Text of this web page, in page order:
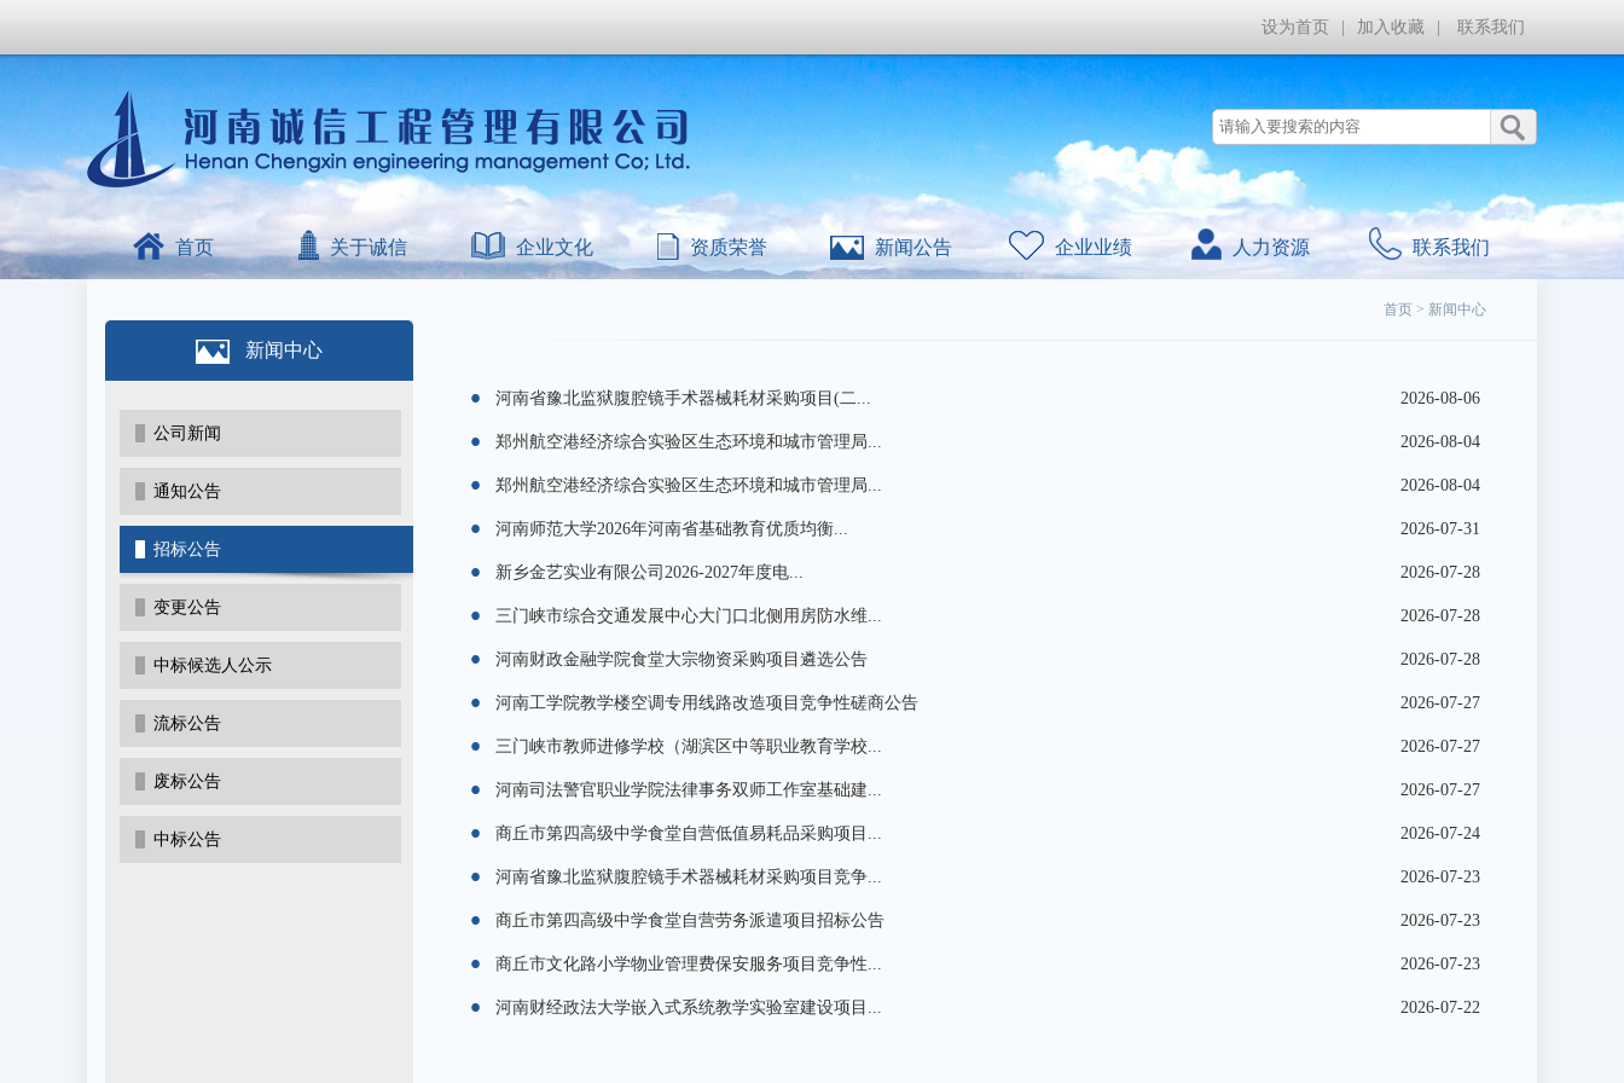
设为首页 加入收藏 联系我们
首页 关于诚信 企业文化 资质荣誉 新闻公告 企业业绩 人力资源 联系我们
首页 > 新闻中心
新闻中心
公司新闻
通知公告
招标公告
变更公告
中标候选人公示
流标公告
废标公告
中标公告
河南省豫北监狱腹腔镜手术器械耗材采购项目(二... 2026-08-06
郑州航空港经济综合实验区生态环境和城市管理局... 2026-08-04
郑州航空港经济综合实验区生态环境和城市管理局... 2026-08-04
河南师范大学2026年河南省基础教育优质均衡... 2026-07-31
新乡金艺实业有限公司2026-2027年度电... 2026-07-28
三门峡市综合交通发展中心大门口北侧用房防水维... 2026-07-28
河南财政金融学院食堂大宗物资采购项目遴选公告 2026-07-28
河南工学院教学楼空调专用线路改造项目竞争性磋商公告 2026-07-27
三门峡市教师进修学校（湖滨区中等职业教育学校... 2026-07-27
河南司法警官职业学院法律事务双师工作室基础建... 2026-07-27
商丘市第四高级中学食堂自营低值易耗品采购项目... 2026-07-24
河南省豫北监狱腹腔镜手术器械耗材采购项目竞争... 2026-07-23
商丘市第四高级中学食堂自营劳务派遣项目招标公告 2026-07-23
商丘市文化路小学物业管理费保安服务项目竞争性... 2026-07-23
河南财经政法大学嵌入式系统教学实验室建设项目... 2026-07-22